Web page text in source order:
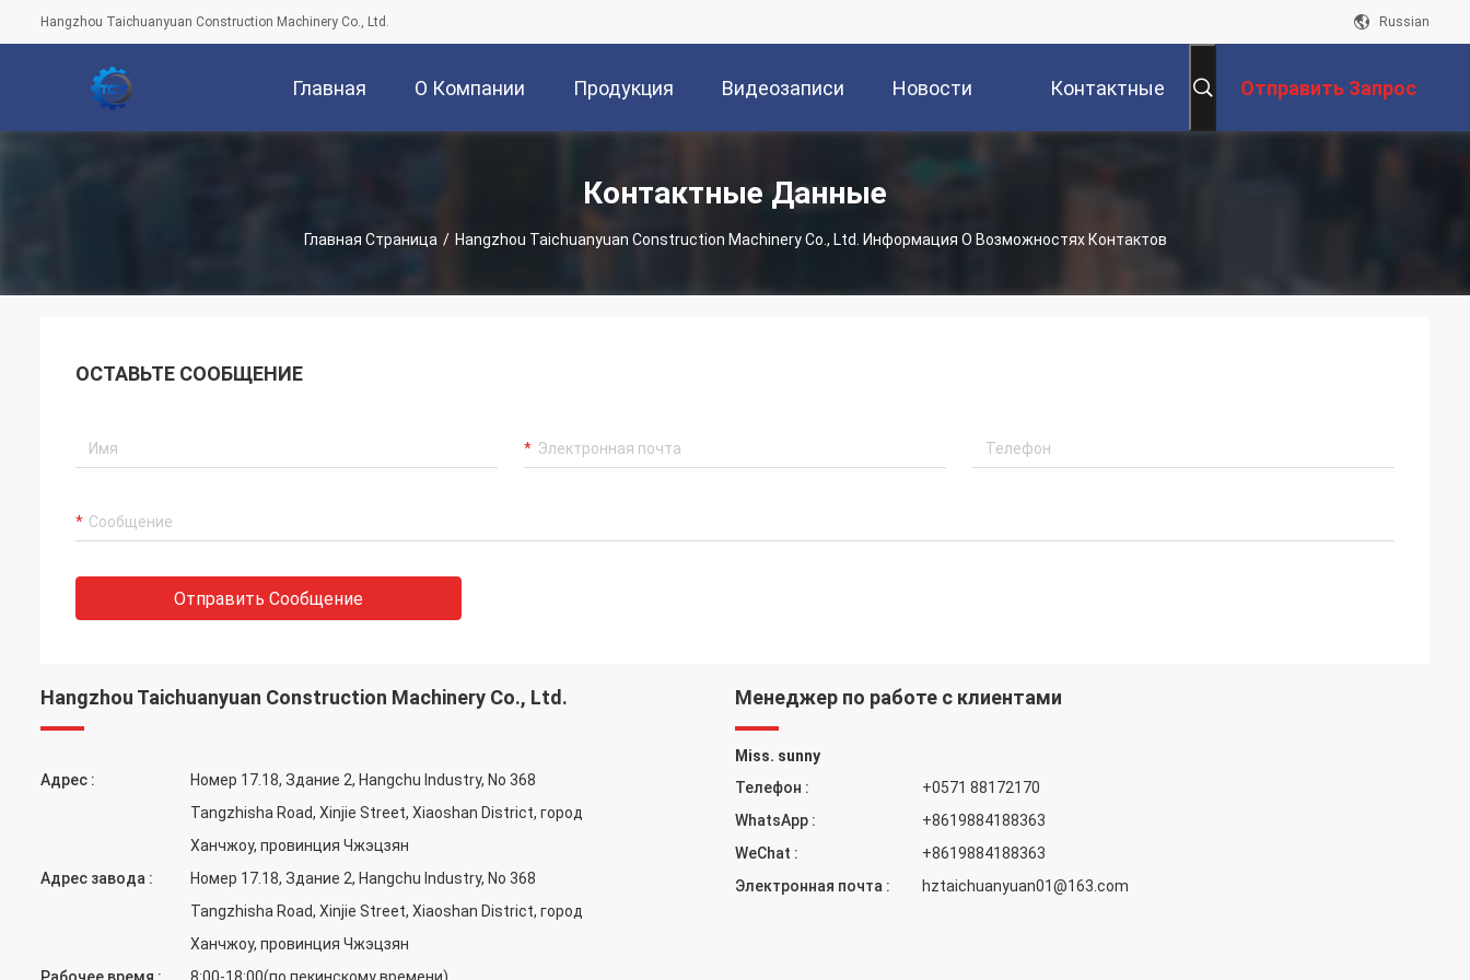
Hangzhou Taichuanyuan Construction Machinery Co., Ltd. Russian
Главная О Компании Продукция Видеозаписи Новости Контактные Отправить Запрос
Контактные Данные
Главная Страница / Hangzhou Taichuanyuan Construction Machinery Co., Ltd. Информация О Возможностях Контактов
ОСТАВЬТЕ СООБЩЕНИЕ
Отправить Сообщение
Hangzhou Taichuanyuan Construction Machinery Co., Ltd.
Адрес :
Номер 17.18, Здание 2, Hangchu Industry, No 368
Tangzhisha Road, Xinjie Street, Xiaoshan District, город
Ханчжоу, провинция Чжэцзян
Адрес завода :
Номер 17.18, Здание 2, Hangchu Industry, No 368
Tangzhisha Road, Xinjie Street, Xiaoshan District, город
Ханчжоу, провинция Чжэцзян
Менеджер по работе с клиентами
Miss. sunny
Телефон :
+0571 88172170
WhatsApp :
+8619884188363
WeChat :
+8619884188363
Электронная почта :
hztaichuanyuan01@163.com